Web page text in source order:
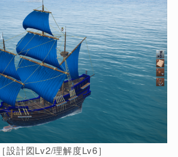
［設計図Lv2/理解度Lv6］